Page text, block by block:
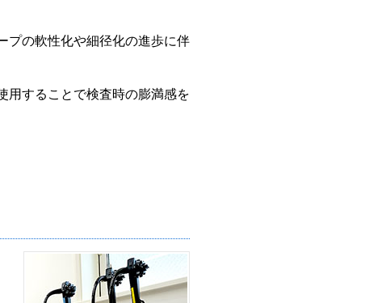
プの軟性化や細径化の進歩に伴
用することで検査時の膨満感を